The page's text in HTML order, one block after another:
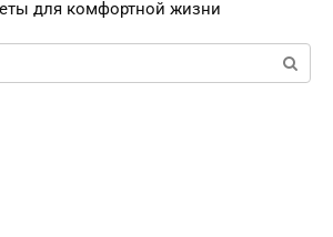
для комфортной жизни